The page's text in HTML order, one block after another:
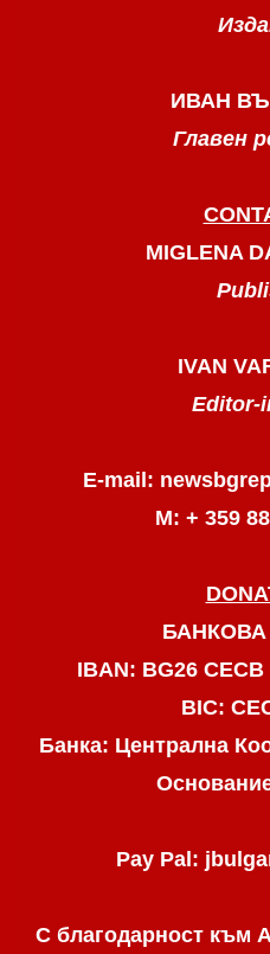
ИВАН
Главен
MIGLENA
IVAN
Editor-
E-mail:
М: + 359
IBAN: BG26 CECB
BIC:
Банка: Централна
Pay Pal:
С благодарност към